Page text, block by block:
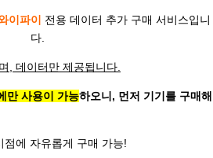
이파이
전용 데이터 추가 구매 서비스입니
다.
, 데이터만 제공됩니다.
만 사용이 가능하오니, 먼저 기기를 구매해
점에 자유롭게 구매 가능!